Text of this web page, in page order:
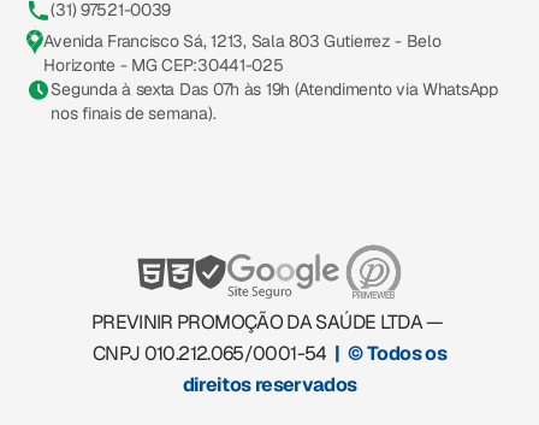
(31) 97521-0039
Avenida Francisco Sá, 1213, Sala 803 Gutierrez - Belo
Horizonte - MG CEP:30441-025
Segunda à sexta Das 07h às 19h (Atendimento via WhatsApp
nos finais de semana).
PREVINIR PROMOÇÃO DA SAÚDE LTDA —
CNPJ 010.212.065/0001-54 | © Todos os
direitos reservados